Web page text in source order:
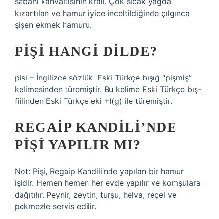
kızartılan ve hamur iyice inceltildiğinde çılgınca
şişen ekmek hamuru.
PIŞI HANGI DILDE?
pisi – İngilizce sözlük. Eski Türkçe bışıġ “pişmiş”
kelimesinden türemiştir. Bu kelime Eski Türkçe bış-
fiilinden Eski Türkçe eki +I(g) ile türemiştir.
REGAIP KANDILI’NDE
PIŞI YAPILIR MI?
Not: Pişi, Regaip Kandili’nde yapılan bir hamur
işidir. Hemen hemen her evde yapılır ve komşulara
dağıtılır. Peynir, zeytin, turşu, helva, reçel ve
pekmezle servis edilir.